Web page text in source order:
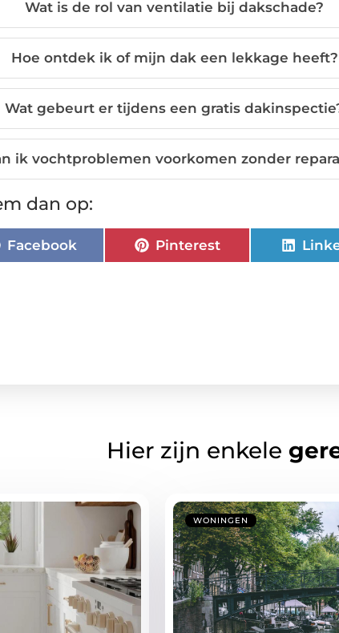
Wat is de rol van ventilatie bij dakschade?
Hoe ontdek ik of mijn dak een lekkage heeft?
Wat gebeurt er tijdens een gratis
ik vochtproblemen voorkomen zonder
dan op:
Facebook Pinterest
Hier zijn enkele
WONINGEN